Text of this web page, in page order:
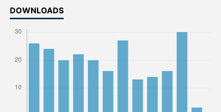
DOWNLOADS